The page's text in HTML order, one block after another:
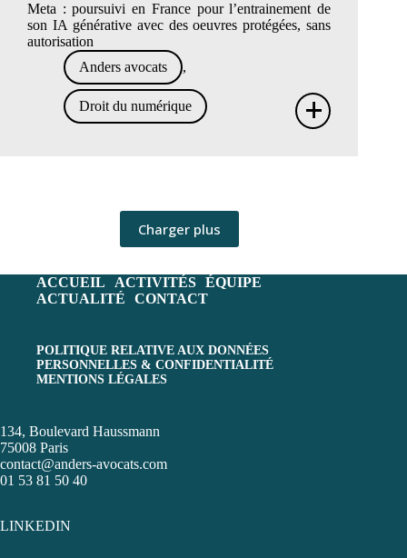
Meta : poursuivi en France pour l’entrainement de
son IA générative avec des oeuvres protégées, sans
autorisation
Anders avocats
,
Droit du numérique +
IA
Charger plus
ACCUEIL ACTIVITÉS ÉQUIPE
ACTUALITÉ
CONTACT
POLITIQUE RELATIVE AUX DONNÉES
PERSONNELLES & CONFIDENTIALITÉ
MENTIONS LÉGALES
134, Boulevard Haussmann
75008 Paris
contact@anders-avocats.com
01 53 81 50 40
LINKEDIN